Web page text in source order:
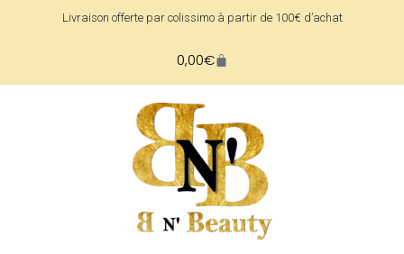
Livraison offerte par colissimo à partir de 100€ d’achat
0,00€